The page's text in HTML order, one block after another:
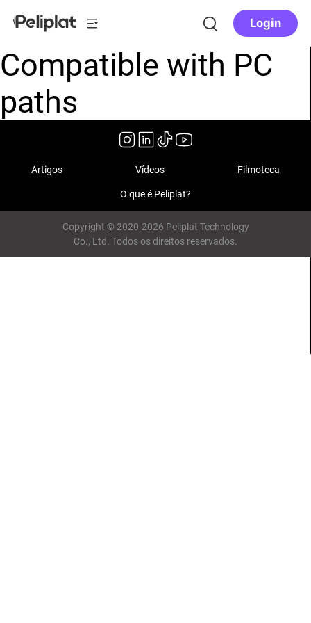
Login
Compatible with PC
paths
Artigos Vídeos Filmoteca
O que é Peliplat?
Copyright © 2020-2026 Peliplat Technology
Co., Ltd. Todos os direitos reservados.